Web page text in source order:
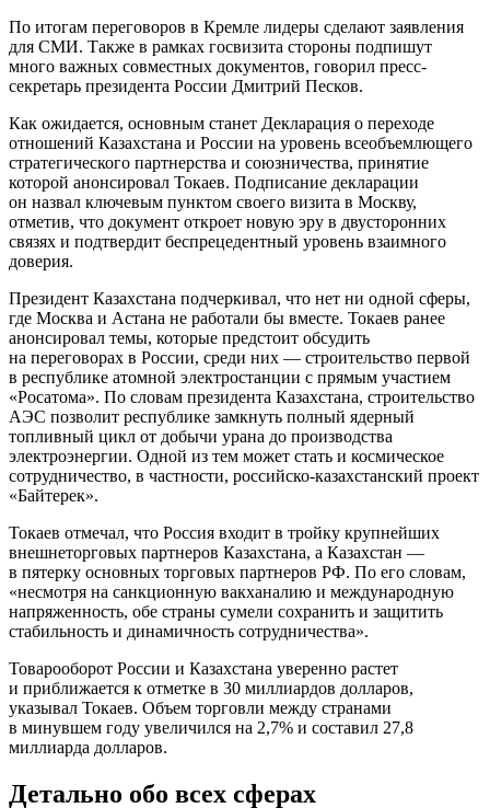
По итогам переговоров в Кремле лидеры сделают заявления
для СМИ. Также в рамках госвизита стороны подпишут
много важных совместных документов, говорил пресс-
секретарь президента России Дмитрий Песков.
Как ожидается, основным станет Декларация о переходе
отношений Казахстана и России на уровень всеобъемлющего
стратегического партнерства и союзничества, принятие
которой анонсировал Токаев. Подписание декларации
он назвал ключевым пунктом своего визита в Москву,
отметив, что документ откроет новую эру в двусторонних
связях и подтвердит беспрецедентный уровень взаимного
доверия.
Президент Казахстана подчеркивал, что нет ни одной сферы,
где Москва и Астана не работали бы вместе. Токаев ранее
анонсировал темы, которые предстоит обсудить
на переговорах в России, среди них — строительство первой
в республике атомной электростанции с прямым участием
«Росатома». По словам президента Казахстана, строительство
АЭС позволит республике замкнуть полный ядерный
топливный цикл от добычи урана до производства
электроэнергии. Одной из тем может стать и космическое
сотрудничество, в частности, российско-казахстанский проект
«Байтерек».
Токаев отмечал, что Россия входит в тройку крупнейших
внешнеторговых партнеров Казахстана, а Казахстан —
в пятерку основных торговых партнеров РФ. По его словам,
«несмотря на санкционную вакханалию и международную
напряженность, обе страны сумели сохранить и защитить
стабильность и динамичность сотрудничества».
Товарооборот России и Казахстана уверенно растет
и приближается к отметке в 30 миллиардов долларов,
указывал Токаев. Объем торговли между странами
в минувшем году увеличился на 2,7% и составил 27,8
миллиарда долларов.
Детально обо всех сферах